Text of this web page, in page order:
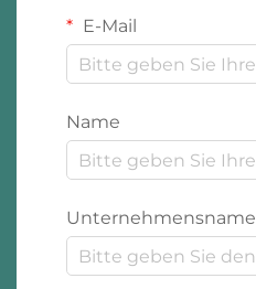
E-Mail
Name
Unternehmensname